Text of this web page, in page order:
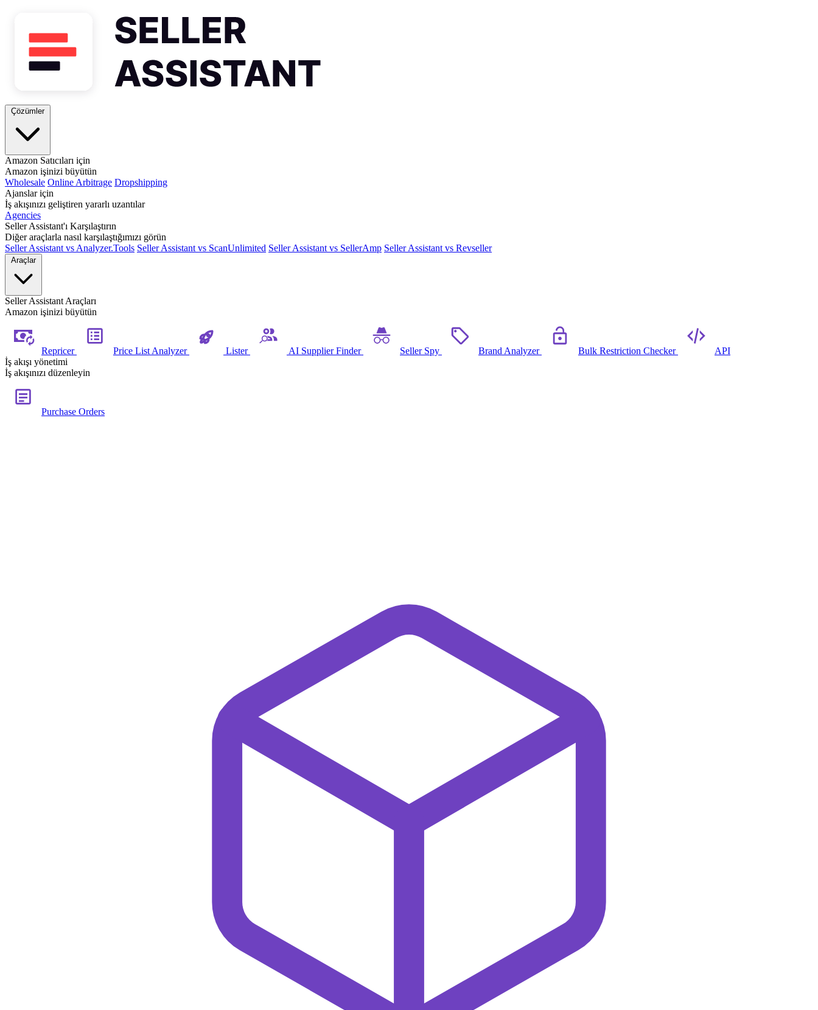
Çözümler
Amazon Satıcıları için
Amazon işinizi büyütün
Wholesale Online Arbitrage Dropshipping
Ajanslar için
İş akışınızı geliştiren yararlı uzantılar
Agencies
Seller Assistant'ı Karşılaştırın
Diğer araçlarla nasıl karşılaştığımızı görün
Seller Assistant vs Analyzer.Tools Seller Assistant vs ScanUnlimited Seller Assistant vs SellerAmp Seller Assistant vs Revseller
Araçlar
Seller Assistant Araçları
Amazon işinizi büyütün
Repricer Price List Analyzer Lister AI Supplier Finder Seller Spy Brand Analyzer Bulk Restriction Checker
API
İş akışı yönetimi
İş akışınızı düzenleyin
Purchase Orders